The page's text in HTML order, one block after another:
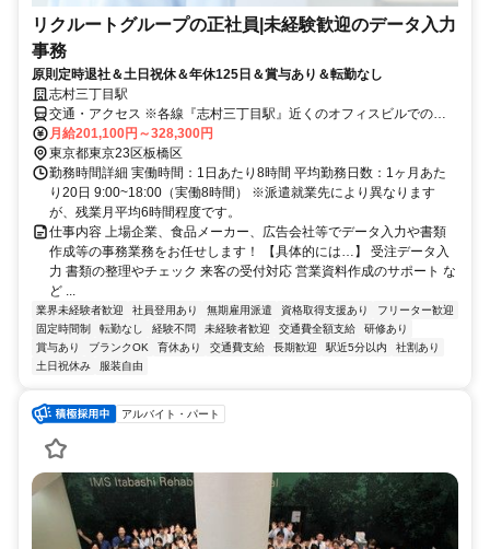
リクルートグループの正社員|未経験歓迎のデータ入力
事務
原則定時退社＆土日祝休＆年休125日＆賞与あり＆転勤なし
志村三丁目駅
交通・アクセス ※各線『志村三丁目駅』近くのオフィスビルでの勤
務となります
月給201,100円～328,300円
東京都東京23区板橋区
勤務時間詳細 実働時間：1日あたり8時間 平均勤務日数：1ヶ月あた
り20日 9:00~18:00（実働8時間） ※派遣就業先により異なります
が、残業月平均6時間程度です。
仕事内容 上場企業、食品メーカー、広告会社等でデータ入力や書類
作成等の事務業務をお任せします！ 【具体的には…】 受注データ入
力 書類の整理やチェック 来客の受付対応 営業資料作成のサポート な
ど ...
業界未経験者歓迎 社員登用あり 無期雇用派遣 資格取得支援あり
フリーター歓迎
固定時間制
転勤なし 経験不問 未経験者歓迎 交通費全額支給
研修あり
賞与あり
ブランクOK 育休あり 交通費支給 長期歓迎 駅近5分以内
社割あり
土日祝休み
服装自由
アルバイト・パート